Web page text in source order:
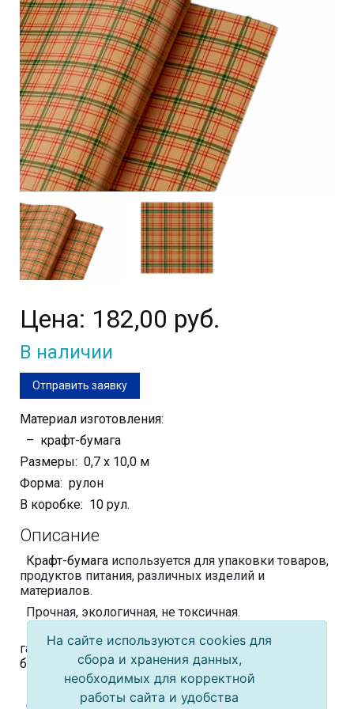
Цена: 182,00 руб.
В наличии
Отправить заявку
Материал изготовления:
– крафт-бумага
Размеры: 0,7 х 10,0 м
Форма: рулон
В коробке: 10 рул.
Описание
Крафт-бумага используется для упаковки товаров,
продуктов питания, различных изделий и
материалов.
Прочная, экологичная, не токсичная.
Прекрасно подходит для упаковки шаурмы,
гамбургеров, хот-догов, пирожков, чебуреков,
беляшей, бутербродов, сувлаков.
Поставляется в листах.
На сайте используются cookies для
сбора и хранения данных,
необходимых для корректной
работы сайта и удобства